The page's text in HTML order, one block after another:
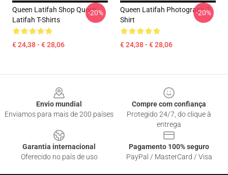
Queen Latifah Shop Queen
Latifah T-Shirts
€ 24,38 - € 28,06
-20%
Queen Latifah Photograph T-
Shirt
€ 24,38 - € 28,06
-20%
Envio mundial
Enviamos para mais de 200 países
Compre com confiança
Protegido 24/7, do clique à
entrega
Garantia internacional
Oferecido no país de uso
Pagamento 100% seguro
PayPal / MasterCard / Visa